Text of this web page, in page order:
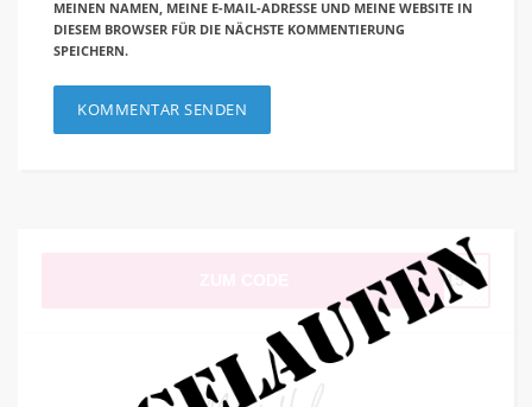
MEINEN NAMEN, MEINE E-MAIL-ADRESSE UND MEINE WEBSITE IN
DIESEM BROWSER FÜR DIE NÄCHSTE KOMMENTIERUNG
SPEICHERN.
AT15